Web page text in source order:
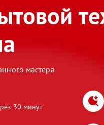
мастера
30 минут